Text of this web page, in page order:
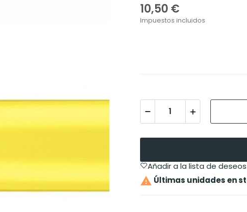
10,50 €
Impuestos incluidos
Añadir a la lista de deseos
 Últimas unidades en